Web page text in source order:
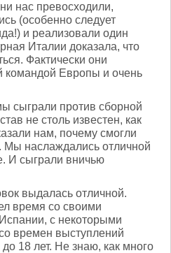
нас превосходили,
(особенно следует
и реализовали один
Италии доказала, что
Фактически они
командой Европы и очень
сыграли против сборной
не столь известен, как
нам, почему смогли
Мы наслаждались отличной
И сыграли вничью
выдалась отличной.
время со своими
с некоторыми
времен выступлений
18 лет. Не знаю, как много